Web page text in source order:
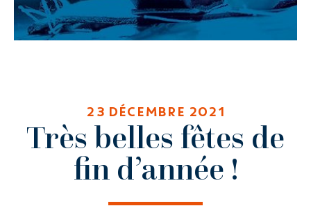
23 DÉCEMBRE 2021
Très belles fêtes de
fin d’année !